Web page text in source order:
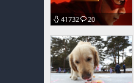
41732 20